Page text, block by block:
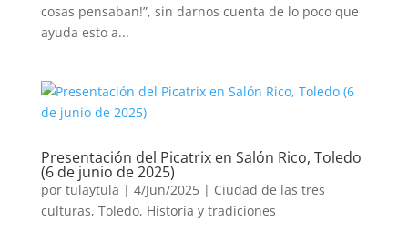
cosas pensaban!”, sin darnos cuenta de lo poco que
ayuda esto a...
Presentación del Picatrix en Salón Rico, Toledo
(6 de junio de 2025)
por tulaytula | 4/Jun/2025| Ciudad de las tres
culturas, Toledo, Historia y tradiciones